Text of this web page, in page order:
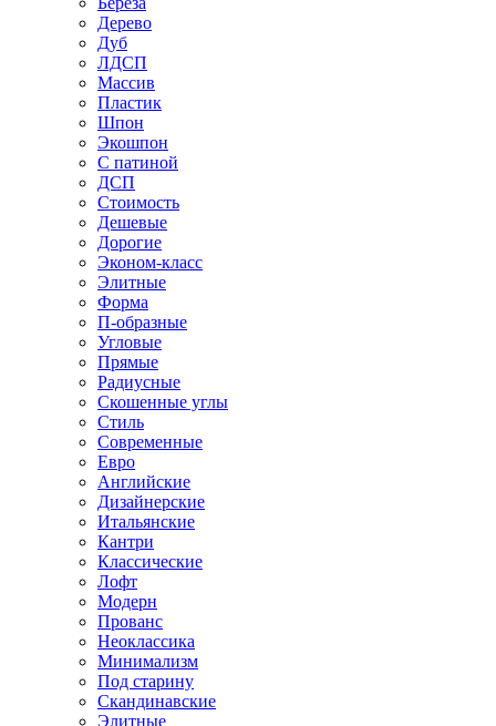
Дерево
Дуб
ЛДСП
Массив
Пластик
Шпон
Экошпон
С патиной
ДСП
Стоимость
Дешевые
Дорогие
Эконом-класс
Элитные
Форма
П-образные
Угловые
Прямые
Радиусные
Скошенные углы
Стиль
Современные
Евро
Английские
Дизайнерские
Итальянские
Кантри
Классические
Лофт
Модерн
Прованс
Неоклассика
Минимализм
Под старину
Скандинавские
Элитные